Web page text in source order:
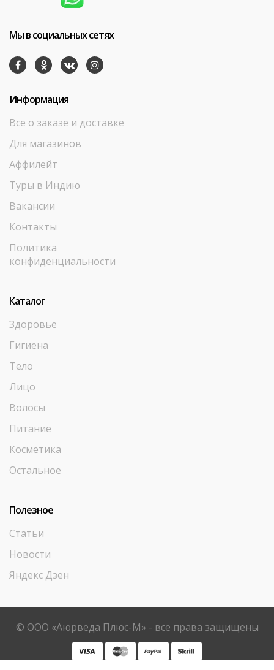
Мы в социальных сетях
Информация
Все о заказе и доставке
Для магазинов
Аффилейт
Туры в Индию
Вакансии
Контакты
Политика
конфиденциальности
Каталог
Здоровье
Гигиена
Тело
Лицо
Волосы
Питание
Косметика
Остальное
Полезное
Статьи
Новости
Яндекс Дзен
© ООО «Аюрведа Плюс-М» - все права защищены